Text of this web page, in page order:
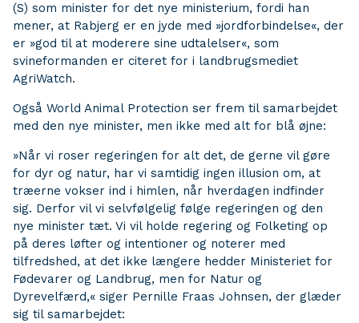
(S) som minister for det nye ministerium, fordi han
mener, at Rabjerg er en jyde med »jordforbindelse«, der
er »god til at moderere sine udtalelser«, som
svineformanden er citeret for i landbrugsmediet
AgriWatch.
Også World Animal Protection ser frem til samarbejdet
med den nye minister, men ikke med alt for blå øjne:
»Når vi roser regeringen for alt det, de gerne vil gøre
for dyr og natur, har vi samtidig ingen illusion om, at
træerne vokser ind i himlen, når hverdagen indfinder
sig. Derfor vil vi selvfølgelig følge regeringen og den
nye minister tæt. Vi vil holde regering og Folketing op
på deres løfter og intentioner og noterer med
tilfredshed, at det ikke længere hedder Ministeriet for
Fødevarer og Landbrug, men for Natur og
Dyrevelfærd,« siger Pernille Fraas Johnsen, der glæder
sig til samarbejdet: